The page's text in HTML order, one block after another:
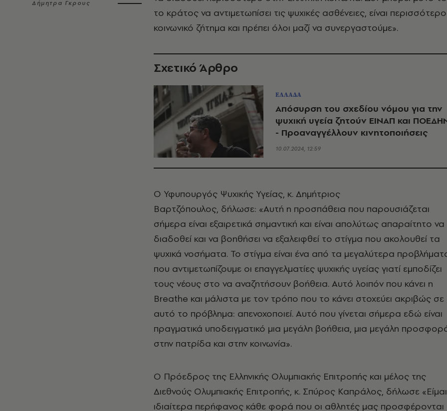
Δήμητρα Γκρους
το κράτος να αντιμετωπίσει τις ψυχικές ασθένειες, είναι περισσότερο
κοινωνικό ζήτημα και πρέπει όλοι μαζί να συνεργαστούμε».
Σχετικό Άρθρο
ΕΛΛΑΔΑ
Απόσυρση του σχεδίου νόμου για την
ψυχική υγεία ζητούν ΕΙΝΑΠ και
- Προαναγγέλλουν κινητοποιήσεις
10.07.2024, 12:59
Ο Υφυπουργός Ψυχικής Υγείας, κ. Δημήτριος
Βαρτζόπουλος, δήλωσε: «Αυτή η προσπάθεια που παρουσιάζεται
σήμερα είναι εξαιρετικά σημαντική και είναι απολύτως απαραίτητο να
διαδοθεί και να βοηθήσει να εξαλειφθεί το στίγμα που ακολουθεί τα
ψυχικά νοσήματα. Το στίγμα είναι ένα από τα μεγαλύτερα
που αντιμετωπίζουμε οι επαγγελματίες ψυχικής υγείας γιατί εμποδίζει
τους νέους στο να αναζητήσουν βοήθεια. Αυτό λοιπόν που κάνει η
Breathe και μάλιστα με τον τρόπο που το κάνει στοχεύει ακριβώς σε
αυτό το πρόβλημα: απενοχοποιεί. Αυτό που γίνεται σήμερα εδώ είναι
πραγματικά υποδειγματικό μια μεγάλη βοήθεια, μια μεγάλη
στην πατρίδα και στην κοινωνία».
Ο Πρόεδρος της Ελληνικής Ολυμπιακής Επιτροπής και μέλος της
Διεθνούς Ολυμπιακής Επιτροπής, κ. Σπύρος Καπράλος, δήλωσε «Είμαι
ιδιαίτερα περήφανος κάθε φορά που οι αθλητές μας προσφέρονται